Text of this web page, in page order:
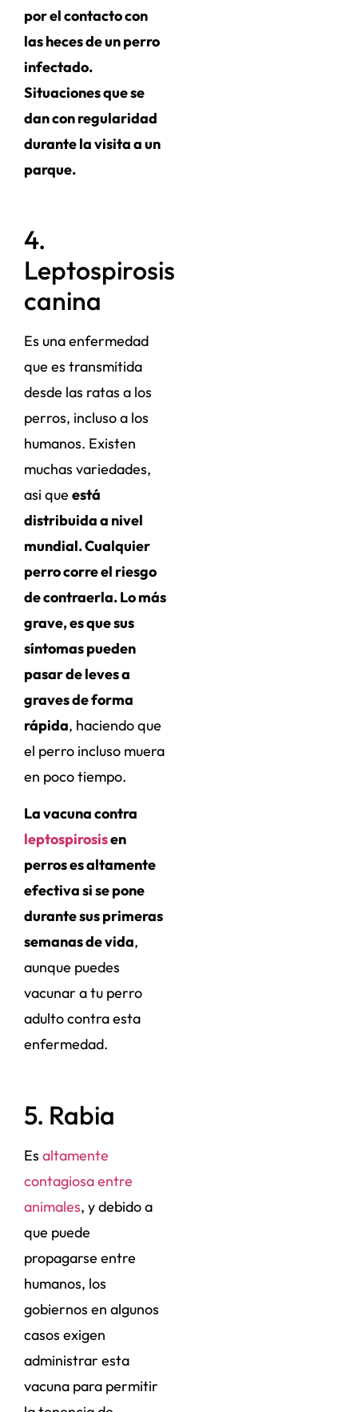
por el contacto con
las heces de un perro
infectado.
Situaciones que se
dan con regularidad
durante la visita a un
parque.
4.
Leptospirosis
canina
Es una enfermedad
que es transmitida
desde las ratas a los
perros, incluso a los
humanos. Existen
muchas variedades,
asi que está
distribuida a nivel
mundial. Cualquier
perro corre el riesgo
de contraerla. Lo más
grave, es que sus
síntomas pueden
pasar de leves a
graves de forma
rápida, haciendo que
el perro incluso muera
en poco tiempo.
La vacuna contra
leptospirosisen
perros es altamente
efectiva si se pone
durante sus primeras
semanas de vida,
aunque puedes
vacunar a tu perro
adulto contra esta
enfermedad.
5. Rabia
Es altamente
contagiosa entre
animales, y debido a
que puede
propagarse entre
humanos, los
gobiernos en algunos
casos exigen
administrar esta
vacuna para permitir